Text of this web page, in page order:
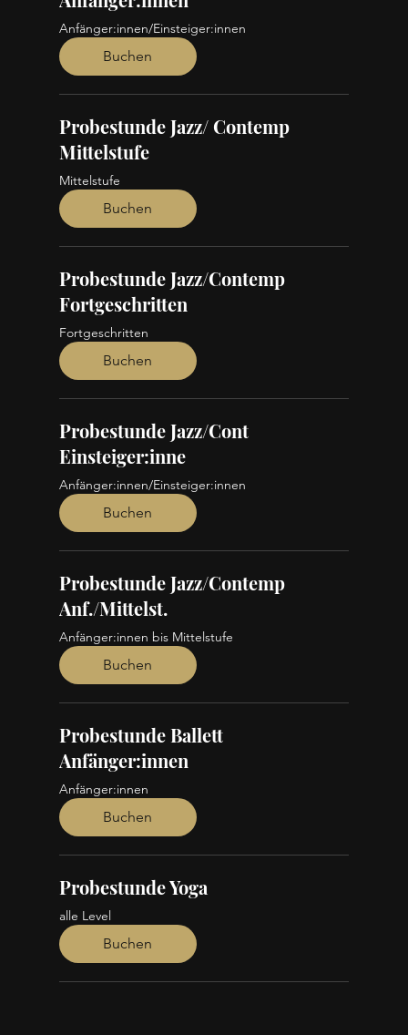
Anfänger:innen/Einsteiger:innen
Buchen
Probestunde Jazz/ Contemp
Mittelstufe
Mittelstufe
Buchen
Probestunde Jazz/Contemp
Fortgeschritten
Fortgeschritten
Buchen
Probestunde Jazz/Cont
Einsteiger:inne
Anfänger:innen/Einsteiger:innen
Buchen
Probestunde Jazz/Contemp
Anf./Mittelst.
Anfänger:innen bis Mittelstufe
Buchen
Probestunde Ballett
Anfänger:innen
Anfänger:innen
Buchen
Probestunde Yoga
alle Level
Buchen